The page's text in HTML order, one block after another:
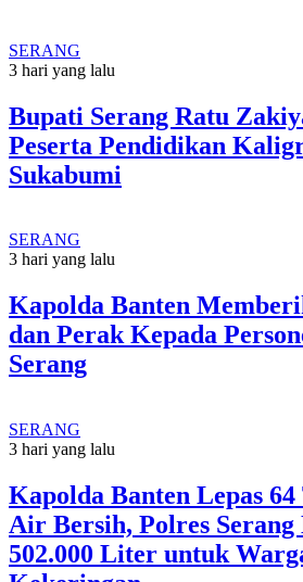
SERANG
3 hari yang lalu
Bupati Serang Ratu
Peserta Pendidikan
Sukabumi
SERANG
3 hari yang lalu
Kapolda Banten
dan Perak Kepada
Serang
SERANG
3 hari yang lalu
Kapolda Banten Lepas
Air Bersih, Polres
502.000 Liter untuk